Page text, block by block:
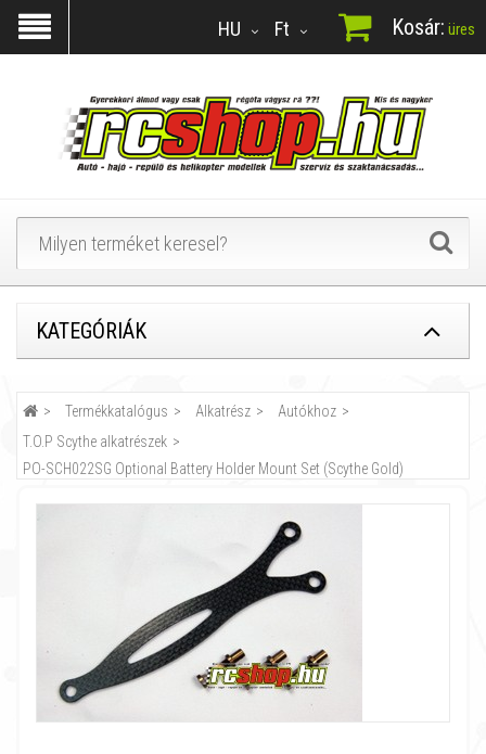
Ft
HU Kosár: üres
KATEGÓRIÁK
Termékkatalógus Alkatrész
Autókhoz
T.O.P Scythe alkatrészek
PO-SCH022SG Optional Battery Holder Mount Set (Scythe Gold)